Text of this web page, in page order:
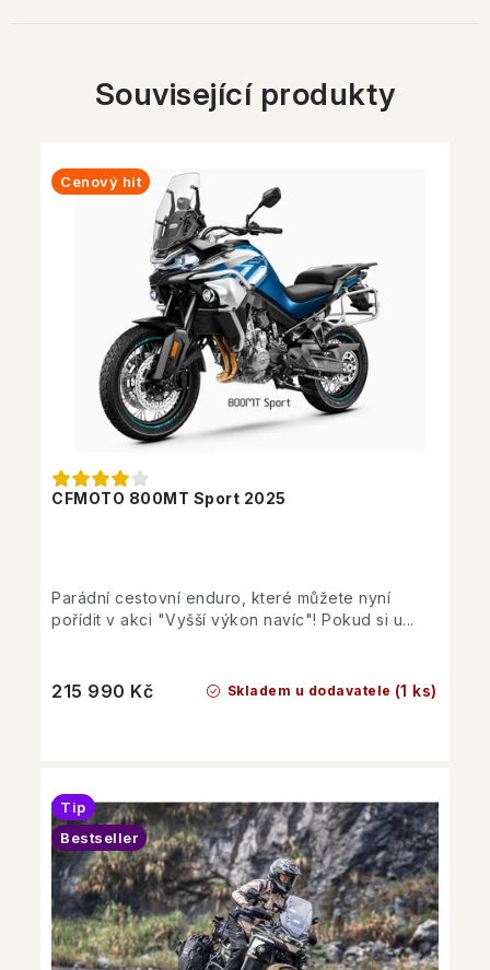
Související produkty
CFMOTO 800MT Sport 2025
Cenový hit
Skladem u dodavatele (1 ks)
215 990 Kč
Parádní cestovní enduro, které můžete nyní
pořídit v akci "Vyšší výkon navíc"! Pokud si u...
Tip
Bestseller